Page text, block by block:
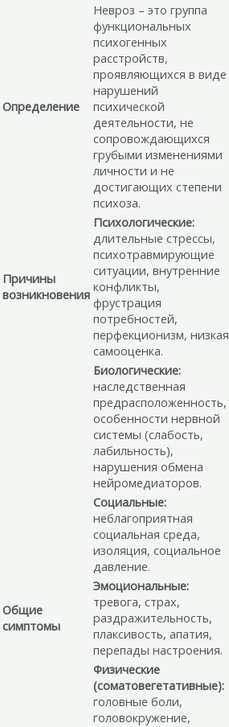
Определение
Невроз – это группа
функциональных
психогенных
расстройств,
проявляющихся в виде
нарушений
психической
деятельности, не
сопровождающихся
грубыми изменениями
личности и не
достигающих степени
психоза.
Причины
возникновения
Психологические:
длительные стрессы,
психотравмирующие
ситуации, внутренние
конфликты,
фрустрация
потребностей,
перфекционизм, низкая
самооценка.
Биологические:
наследственная
предрасположенность,
особенности нервной
системы (слабость,
лабильность),
нарушения обмена
нейромедиаторов.
Социальные:
неблагоприятная
социальная среда,
изоляция, социальное
давление.
Общие
симптомы
Эмоциональные:
тревога, страх,
раздражительность,
плаксивость, апатия,
перепады настроения.
Физические
(соматовегетативные):
головные боли,
головокружение,